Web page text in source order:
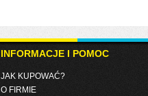
INFORMACJE I POMOC
JAK KUPOWAĆ?
O FIRMIE